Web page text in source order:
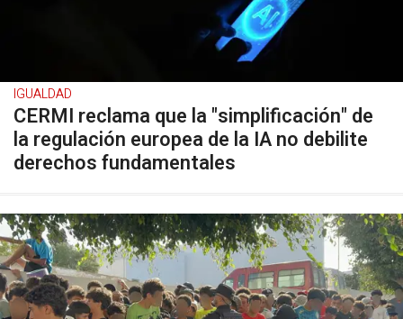
IGUALDAD
CERMI reclama que la "simplificación" de
la regulación europea de la IA no debilite
derechos fundamentales